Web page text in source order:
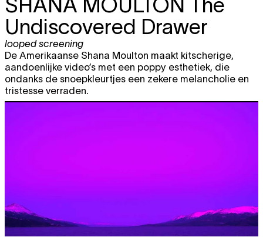
SHANA MOULTON The
Undiscovered Drawer
looped screening
De Amerikaanse Shana Moulton maakt kitscherige,
aandoenlijke video’s met een poppy esthetiek, die
ondanks de snoepkleurtjes een zekere melancholie en
tristesse verraden.